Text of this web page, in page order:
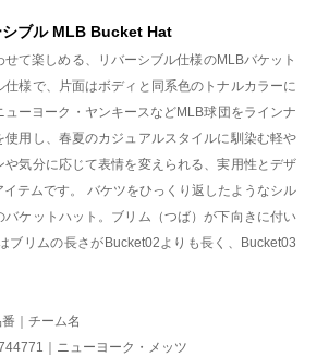
シブル MLB Bucket Hat
て楽しめる、リバーシブル仕様のMLBバケット
仕様で、片面はボディと同系色のトナルカラーに
ーヨーク・ヤンキースなどMLB球団をラインナ
使用し、春夏のカジュアルスタイルに馴染む軽や
や気分に応じて表情を変えられる、実用性とデザ
イテムです。 バケツをひっくり返したようなシル
バケットハット。ブリム（つば）が下向きに付い
ブリムの長さがBucket02よりも長く、Bucket03
｜チーム名
｜ニューヨーク・メッツ